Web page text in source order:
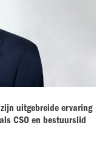
uitgebreide ervaring
CSO en bestuurslid